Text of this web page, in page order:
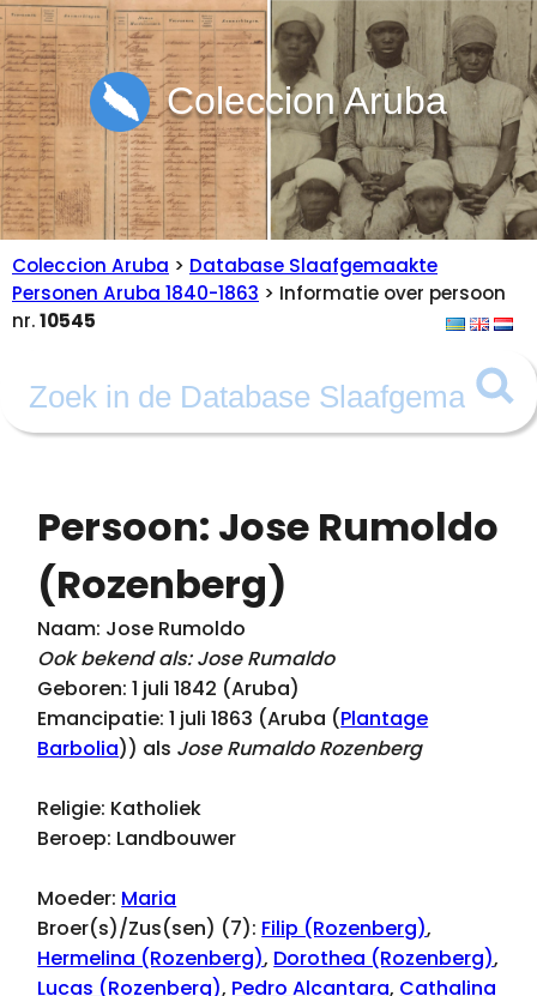
Coleccion Aruba
Coleccion Aruba > Database Slaafgemaakte
Personen Aruba 1840-1863 > Informatie over persoon
nr.10545
Persoon: Jose Rumoldo
(Rozenberg)
Naam: Jose Rumoldo
Ook bekend als: Jose Rumaldo
Geboren: 1 juli 1842 (Aruba)
Emancipatie: 1 juli 1863 (Aruba (Plantage
Barbolia)) als Jose Rumaldo Rozenberg
Religie: Katholiek
Beroep: Landbouwer
Moeder: Maria
Broer(s)/Zus(sen) (7): Filip (Rozenberg),
Hermelina (Rozenberg), Dorothea (Rozenberg),
Lucas (Rozenberg), Pedro Alcantara, Cathalina